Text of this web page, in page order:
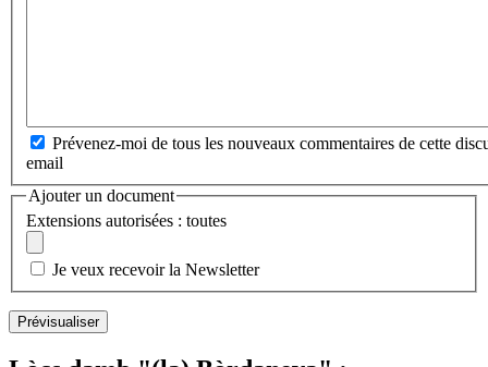
Prévenez-moi de tous les nouveaux commentaires de cette
email
Ajouter un document
Extensions autorisées : toutes
Je veux recevoir la Newsletter